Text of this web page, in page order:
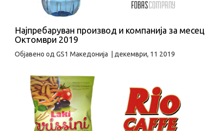
Најпребаруван производ и компанија за месец
Октомври 2019
Објавено од GS1 Македонија декември, 11 2019